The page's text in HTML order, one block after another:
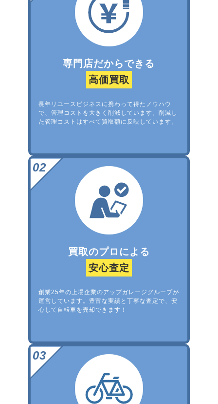
専門店だからできる
高価買取
長年リユースビジネスに携わって得たノウハウ
で、管理コストを大きく削減しています。削減し
た管理コストはすべて買取額に反映しています。
買取のプロによる
安心査定
創業25年の上場企業のアップガレージグループが
運営しています。豊富な実績と丁寧な査定で、安
心して自転車を売却できます！